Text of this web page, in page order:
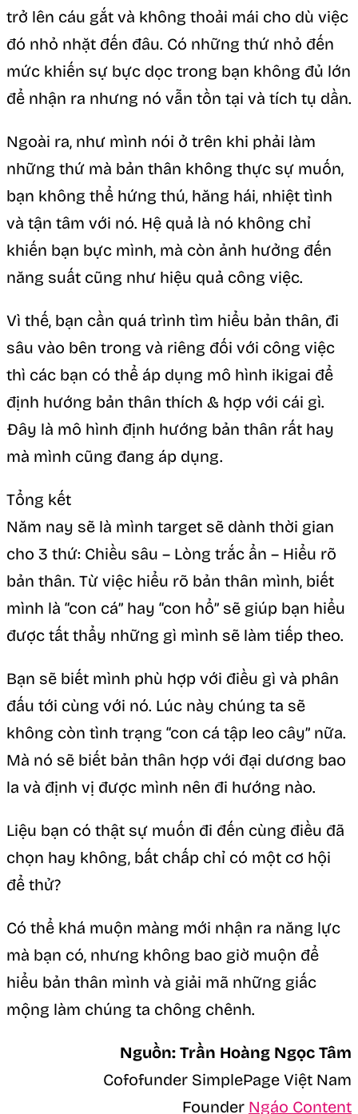
trở lên cáu gắt và không thoải mái cho dù việc
đó nhỏ nhặt đến đâu. Có những thứ nhỏ đến
mức khiến sự bực dọc trong bạn không đủ lớn
để nhận ra nhưng nó vẫn tồn tại và tích tụ dần.
Ngoài ra, như mình nói ở trên khi phải làm
những thứ mà bản thân không thực sự muốn,
bạn không thể hứng thú, hăng hái, nhiệt tình
và tận tâm với nó. Hệ quả là nó không chỉ
khiến bạn bực mình, mà còn ảnh hưởng đến
năng suất cũng như hiệu quả công việc.
Vì thế, bạn cần quá trình tìm hiểu bản thân, đi
sâu vào bên trong và riêng đối với công việc
thì các bạn có thể áp dụng mô hình ikigai để
định hướng bản thân thích & hợp với cái gì.
Đây là mô hình định hướng bản thân rất hay
mà mình cũng đang áp dụng.
Tổng kết
Năm nay sẽ là mình target sẽ dành thời gian
cho 3 thứ: Chiều sâu – Lòng trắc ẩn – Hiểu rõ
bản thân. Từ việc hiểu rõ bản thân mình, biết
mình là “con cá” hay “con hổ” sẽ giúp bạn hiểu
được tất thẩy những gì mình sẽ làm tiếp theo.
Bạn sẽ biết mình phù hợp với điều gì và phân
đấu tới cùng với nó. Lúc này chúng ta sẽ
không còn tình trạng “con cá tập leo cây” nữa.
Mà nó sẽ biết bản thân hợp với đại dương bao
la và định vị được mình nên đi hướng nào.
Liệu bạn có thật sự muốn đi đến cùng điều đã
chọn hay không, bất chấp chỉ có một cơ hội
để thử?
Có thể khá muộn màng mới nhận ra năng lực
mà bạn có, nhưng không bao giờ muộn để
hiểu bản thân mình và giải mã những giấc
mộng làm chúng ta chông chênh.
Nguồn: Trần Hoàng Ngọc Tâm
Cofofunder SimplePage Việt Nam
Founder Ngáo Content